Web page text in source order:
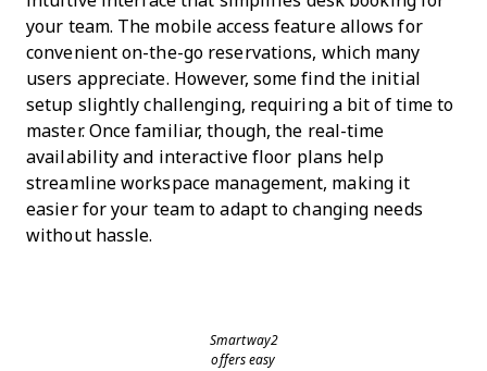
your team. The mobile access feature allows for
convenient on-the-go reservations, which many
users appreciate. However, some find the initial
setup slightly challenging, requiring a bit of time to
master. Once familiar, though, the real-time
availability and interactive floor plans help
streamline workspace management, making it
easier for your team to adapt to changing needs
without hassle.
Smartway2
offers easy